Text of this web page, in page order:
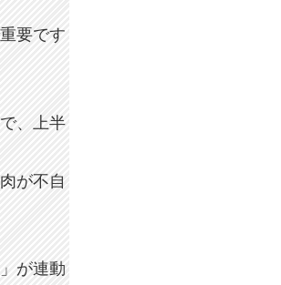
要です
、上半
が不自
が連動